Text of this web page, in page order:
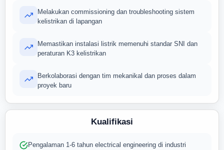
Melakukan commissioning dan troubleshooting sistem
kelistrikan di lapangan
Memastikan instalasi listrik memenuhi standar SNI dan
peraturan K3 kelistrikan
Berkolaborasi dengan tim mekanikal dan proses dalam
proyek baru
Kualifikasi
Pengalaman 1-6 tahun electrical engineering di industri